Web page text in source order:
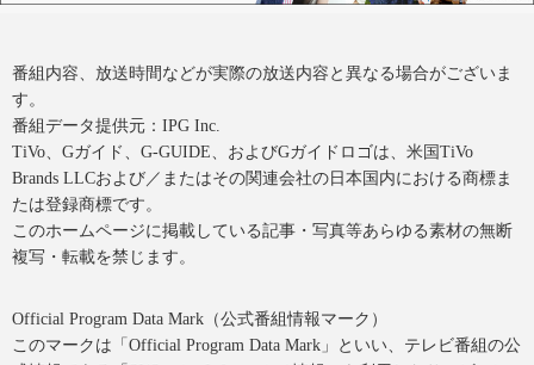
番組内容、放送時間などが実際の放送内容と異なる場合がございま
す。
番組データ提供元：IPG Inc.
TiVo、Gガイド、G-GUIDE、およびGガイドロゴは、米国TiVo
Brands LLCおよび／またはその関連会社の日本国内における商標ま
たは登録商標です。
このホームページに掲載している記事・写真等あらゆる素材の無断
複写・転載を禁じます。
Official Program Data Mark（公式番組情報マーク）
このマークは「Official Program Data Mark」といい、テレビ番組の公